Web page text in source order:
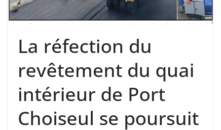
La réfection du
revêtement du quai
intérieur de Port
Choiseul se poursuit